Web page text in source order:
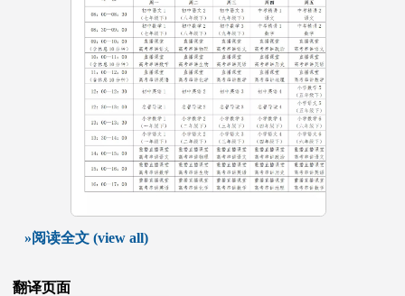
»阅读全文 (view all)
翻译页面